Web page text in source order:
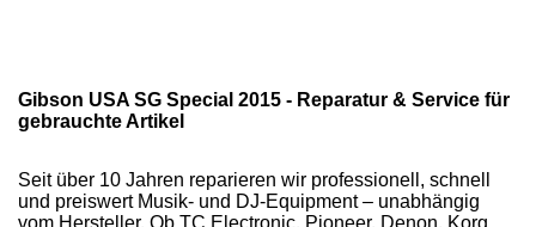
Gibson USA SG Special 2015 - Reparatur & Service für
gebrauchte Artikel
Seit über 10 Jahren reparieren wir professionell, schnell
und preiswert Musik- und DJ-Equipment – unabhängig
vom Hersteller. Ob TC Electronic, Pioneer, Denon, Korg